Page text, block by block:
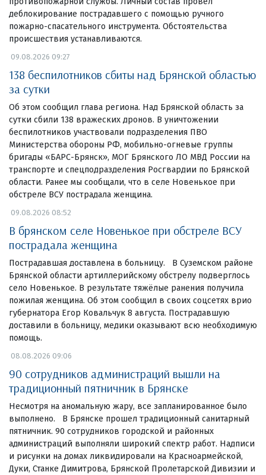
деблокирование пострадавшего с помощью ручного
пожарно-спасательного инструмента. Обстоятельства
происшествия устанавливаются.
09.08.2026 09:27
138 беспилотников сбиты над Брянской областью
за сутки
Об этом сообщил глава региона. Над Брянской область за
сутки сбили 138 вражеских дронов. В уничтожении
беспилотников участвовали подразделения ПВО
Министерства обороны РФ, мобильно-огневые группы
бригады «БАРС-Брянск», МОГ Брянского ЛО МВД России на
транспорте и спецподразделения Росгвардии по Брянской
области. Ранее мы сообщали, что в селе Новенькое при
обстреле ВСУ пострадала женщина.
09.08.2026 08:52
В брянском селе Новенькое при обстреле ВСУ
пострадала женщина
Пострадавшая доставлена в больницу. В Суземском районе
Брянской области артиллерийскому обстрелу подверглось
село Новенькое. В результате тяжёлые ранения получила
пожилая женщина. Об этом сообщил в своих соцсетях врио
губернатора Егор Ковальчук 8 августа. Пострадавшую
доставили в больницу, медики оказывают всю необходимую
помощь.
08.08.2026 09:06
90 сотрудников администраций вышли на
традиционный пятничник в Брянске
Несмотря на аномальную жару, все запланированное было
выполнено. В Брянске прошел традиционный санитарный
пятничник. 90 сотрудников городской и районных
администраций выполняли широкий спектр работ. Надписи
и рисунки на домах ликвидировали на Красноармейской,
Дуки, Станке Димитрова, Брянской Пролетарской Дивизии и